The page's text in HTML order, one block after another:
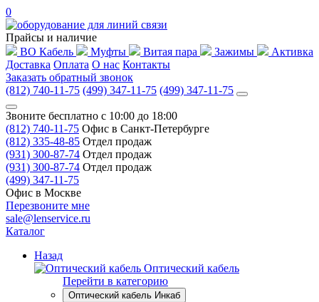
0
Прайсы и наличие
ВО Кабель
Муфты Витая пара Зажимы
Активка
Доставка Оплата О нас Контакты
Заказать обратный звонок
(812) 740-11-75 (499) 347-11-75 (499) 347-11-75
Звоните бесплатно с 10:00 до 18:00
(812) 740-11-75 Офис в Санкт-Петербурге
(812) 335-48-85 Отдел продаж
(931) 300-87-74 Отдел продаж
(931) 300-87-74 Отдел продаж
(499) 347-11-75
Офис в Москве
Перезвоните мне
sale@lenservice.ru
Каталог
Назад
Оптический кабель
Перейти в категорию
Оптический кабель Инкаб